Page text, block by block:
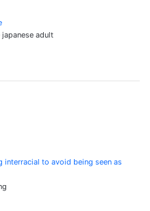
adult
:interracial to avoid being seen as